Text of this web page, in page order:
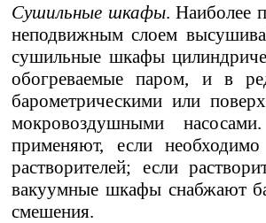
Сушильные шкафы. Наиболее
неподвижным слоем
сушильные шкафы
обогреваемые паром, и в
барометрическими или
мокровоздушными
применяют, если
растворителей; если
вакуумные шкафы снабжают
смешения.